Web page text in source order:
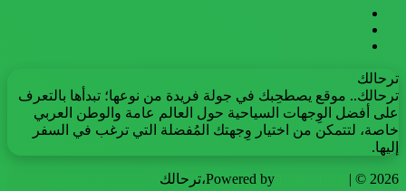
ترحالك
ترحالك.. موقع يصطحِبك في جولة فريدة من نوعها؛ تبدأها بالتعرف
على أفضل الوِجهات السياحية حول العالم عامة والوطن العربي
خاصة، لتتمكن من اختيار وِجهتك المُفضلة التي ترغب في السفر
إليها.
Powered by | © 2026،ترحالك